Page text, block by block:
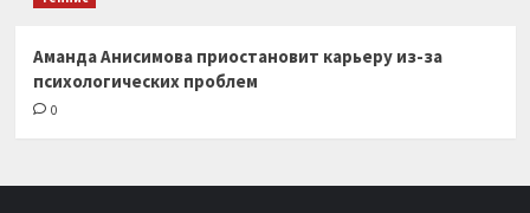
Аманда Анисимова приостановит карьеру из-за
психологических проблем
0